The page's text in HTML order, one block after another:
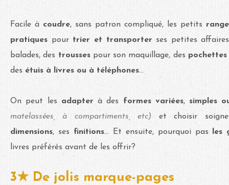
Facile à coudre, sans patron compliqué, les petits
pratiques pour trier et transporter ses petites
balades, des trousses pour son maquillage, des
des étuis à livres ou à téléphones...
On peut les adapter à des formes variées, simples
matelassées, à compartiments, etc) et choisir
dimensions, ses finitions... Et ensuite, pourquoi pas les
livres préférés avant de les offrir?
3★ De jolis marque-pages